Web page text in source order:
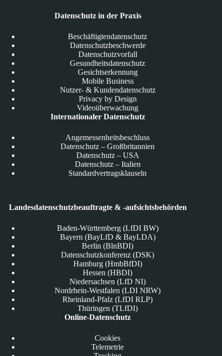
Datenschutz in der Praxis
Beschäftigtendatenschutz
Datenschutzbeschwerde
Datenschutzvorfall
Gesundheitsdatenschutz
Gesichtserkennung
Mobile Business
Nutzer- & Kundendatenschutz
Privacy by Design
Videoüberwachung
Internationaler Datenschutz
Angemessenheitsbeschluss
Datenschutz – Großbritannien
Datenschutz – USA
Datenschutz – Italien
Standardvertragsklauseln
Landesdatenschutzbeauftragte & -aufsichtsbehörden
Baden-Württemberg (LfDI BW)
Bayern (BayLfD & BayLDA)
Berlin (BlnBDI)
Datenschutzkonferenz (DSK)
Hamburg (HmbBfDI)
Hessen (HBDI)
Niedersachsen (LfD NI)
Nordrhein-Westfalen (LDI NRW)
Rheinland-Pfalz (LfDI RLP)
Thüringen (TLfDI)
Online-Datenschutz
Cookies
Telemetrie